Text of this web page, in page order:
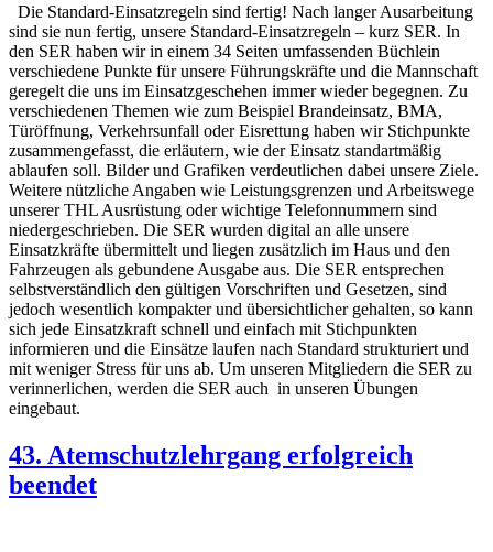
Die Standard-Einsatzregeln sind fertig! Nach langer Ausarbeitung
sind sie nun fertig, unsere Standard-Einsatzregeln – kurz SER. In
den SER haben wir in einem 34 Seiten umfassenden Büchlein
verschiedene Punkte für unsere Führungskräfte und die Mannschaft
geregelt die uns im Einsatzgeschehen immer wieder begegnen. Zu
verschiedenen Themen wie zum Beispiel Brandeinsatz, BMA,
Türöffnung, Verkehrsunfall oder Eisrettung haben wir Stichpunkte
zusammengefasst, die erläutern, wie der Einsatz standartmäßig
ablaufen soll. Bilder und Grafiken verdeutlichen dabei unsere Ziele.
Weitere nützliche Angaben wie Leistungsgrenzen und Arbeitswege
unserer THL Ausrüstung oder wichtige Telefonnummern sind
niedergeschrieben. Die SER wurden digital an alle unsere
Einsatzkräfte übermittelt und liegen zusätzlich im Haus und den
Fahrzeugen als gebundene Ausgabe aus. Die SER entsprechen
selbstverständlich den gültigen Vorschriften und Gesetzen, sind
jedoch wesentlich kompakter und übersichtlicher gehalten, so kann
sich jede Einsatzkraft schnell und einfach mit Stichpunkten
informieren und die Einsätze laufen nach Standard strukturiert und
mit weniger Stress für uns ab. Um unseren Mitgliedern die SER zu
verinnerlichen, werden die SER auch in unseren Übungen
eingebaut.
43. Atemschutzlehrgang erfolgreich
beendet